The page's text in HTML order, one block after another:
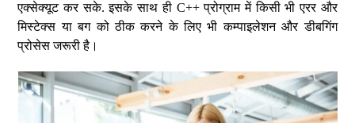
एक्सेक्यूट कर सके. इसके साथ ही C++ प्रोग्राम में किसी भी एरर और
मिस्टेक्स या बग को ठीक करने के लिए भी कम्पाइलेशन और डीबगिंग
प्रोसेस जरूरी है।